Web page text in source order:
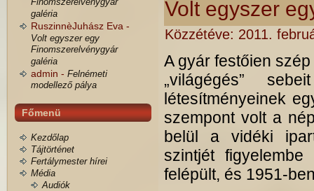
galéria
RuszinnèJuhász Eva -
Volt egyszer egy
Finomszerelvénygyár
galéria
admin - Felnémeti
modellező pálya
Főmenü
Kezdőlap
Tájtörténet
Fertálymester hírei
Média
Audiók
Volt egyszer
Közzétéve: 2011.
A gyár festőien
„világégés”
létesítményeinek
szempont volt a
belül a vidéki
szintjét
felépült, és 1951-